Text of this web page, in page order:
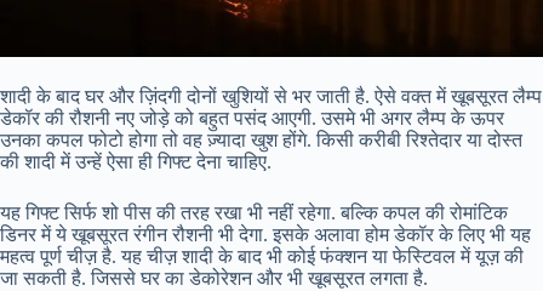
शादी के बाद घर और ज़िंदगी दोनों खुशियों से भर जाती है. ऐसे वक्त में खूबसूरत लैम्प
डेकॉर की रौशनी नए जोड़े को बहुत पसंद आएगी. उसमे भी अगर लैम्प के ऊपर
उनका कपल फोटो होगा तो वह ज़्यादा खुश होंगे. किसी करीबी रिश्तेदार या दोस्त
की शादी में उन्हें ऐसा ही गिफ्ट देना चाहिए.
यह गिफ्ट सिर्फ शो पीस की तरह रखा भी नहीं रहेगा. बल्कि कपल की रोमांटिक
डिनर में ये खूबसूरत रंगीन रौशनी भी देगा. इसके अलावा होम डेकॉर के लिए भी यह
महत्व पूर्ण चीज़ है. यह चीज़ शादी के बाद भी कोई फंक्शन या फेस्टिवल में यूज़ की
जा सकती है. जिससे घर का डेकोरेशन और भी खूबसूरत लगता है.